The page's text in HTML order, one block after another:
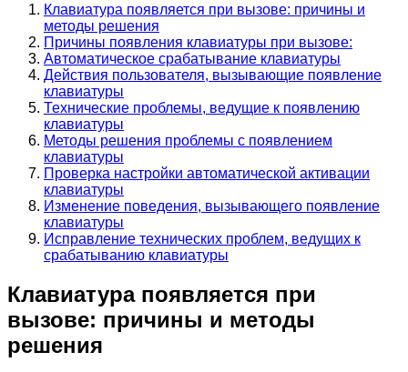
Клавиатура появляется при вызове: причины и
методы решения
Причины появления клавиатуры при вызове:
Автоматическое срабатывание клавиатуры
Действия пользователя, вызывающие появление
клавиатуры
Технические проблемы, ведущие к появлению
клавиатуры
Методы решения проблемы с появлением
клавиатуры
Проверка настройки автоматической активации
клавиатуры
Изменение поведения, вызывающего появление
клавиатуры
Исправление технических проблем, ведущих к
срабатыванию клавиатуры
Клавиатура появляется при
вызове: причины и методы
решения